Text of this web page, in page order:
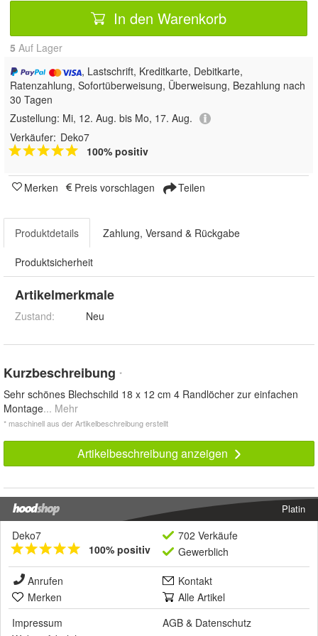
In den Warenkorb
5 Auf Lager
, Lastschrift, Kreditkarte, Debitkarte,
Ratenzahlung, Sofortüberweisung, Überweisung, Bezahlung nach
30 Tagen
Zustellung: Mi, 12. Aug. bis Mo, 17. Aug.
Verkäufer: Deko7
100% positiv
Merken Preis vorschlagen Teilen
Produktdetails Zahlung, Versand & Rückgabe
Produktsicherheit
Artikelmerkmale
Zustand: Neu
Kurzbeschreibung *
Sehr schönes Blechschild 18 x 12 cm 4 Randlöcher zur einfachen
Montage... Mehr
* maschinell aus der Artikelbeschreibung erstellt
Artikelbeschreibung anzeigen
Platin
Deko7
100% positiv
702 Verkäufe
Gewerblich
Anrufen
Kontakt
Merken
Alle Artikel
Impressum
AGB & Datenschutz